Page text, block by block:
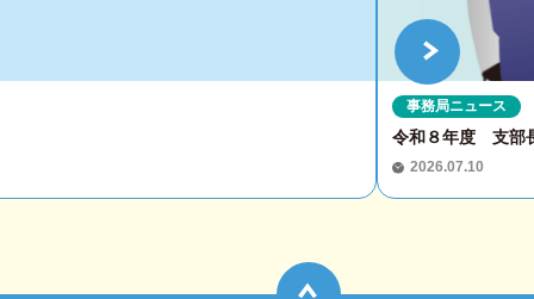
令和８年度 支部
2026.07.10
事務局ニュース